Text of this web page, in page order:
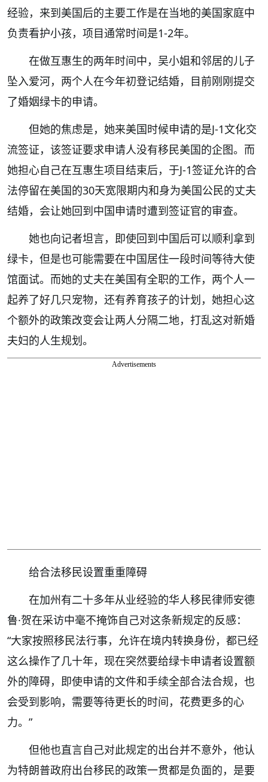
经验，来到美国后的主要工作是在当地的美国家庭中
负责看护小孩，项目通常时间是1-2年。
在做互惠生的两年时间中，吴小姐和邻居的儿子
坠入爱河，两个人在今年初登记结婚，目前刚刚提交
了婚姻绿卡的申请。
但她的焦虑是，她来美国时候申请的是J-1文化交
流签证，该签证要求申请人没有移民美国的企图。而
她担心自己在互惠生项目结束后，于J-1签证允许的合
法停留在美国的30天宽限期内和身为美国公民的丈夫
结婚，会让她回到中国申请时遭到签证官的审查。
她也向记者坦言，即使回到中国后可以顺利拿到
绿卡，但是也可能需要在中国居住一段时间等待大使
馆面试。而她的丈夫在美国有全职的工作，两个人一
起养了好几只宠物，还有养育孩子的计划，她担心这
个额外的政策改变会让两人分隔二地，打乱这对新婚
夫妇的人生规划。
Advertisements
给合法移民设置重重障碍
在加州有二十多年从业经验的华人移民律师安德
鲁·贺在采访中毫不掩饰自己对这条新规定的反感：
“大家按照移民法行事，允许在境内转换身份，都已经
这么操作了几十年，现在突然要给绿卡申请者设置额
外的障碍，即使申请的文件和手续全部合法合规，也
会受到影响，需要等待更长的时间，花费更多的心
力。”
但他也直言自己对此规定的出台并不意外，他认
为特朗普政府出台移民的政策一贯都是负面的，是要